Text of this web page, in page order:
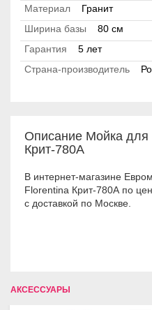
Материал
Гранит
Ширина базы
80 см
Гарантия
5 лет
Страна-производитель
Описание Мойка для
Крит-780А
В интернет-магазине
Florentina Крит-780А по
с доставкой по Москве.
АКСЕССУАРЫ